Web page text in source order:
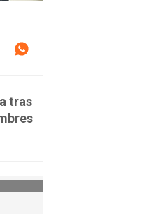
tras